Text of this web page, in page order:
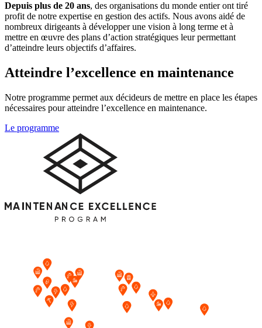
Depuis plus de 20 ans, des organisations du monde entier ont tiré
profit de notre expertise en gestion des actifs. Nous avons aidé de
nombreux dirigeants à développer une vision à long terme et à
mettre en œuvre des plans d’action stratégiques leur permettant
d’atteindre leurs objectifs d’affaires.
Atteindre l’excellence en maintenance
Notre programme permet aux décideurs de mettre en place les étapes
nécessaires pour atteindre l’excellence en maintenance.
Le programme